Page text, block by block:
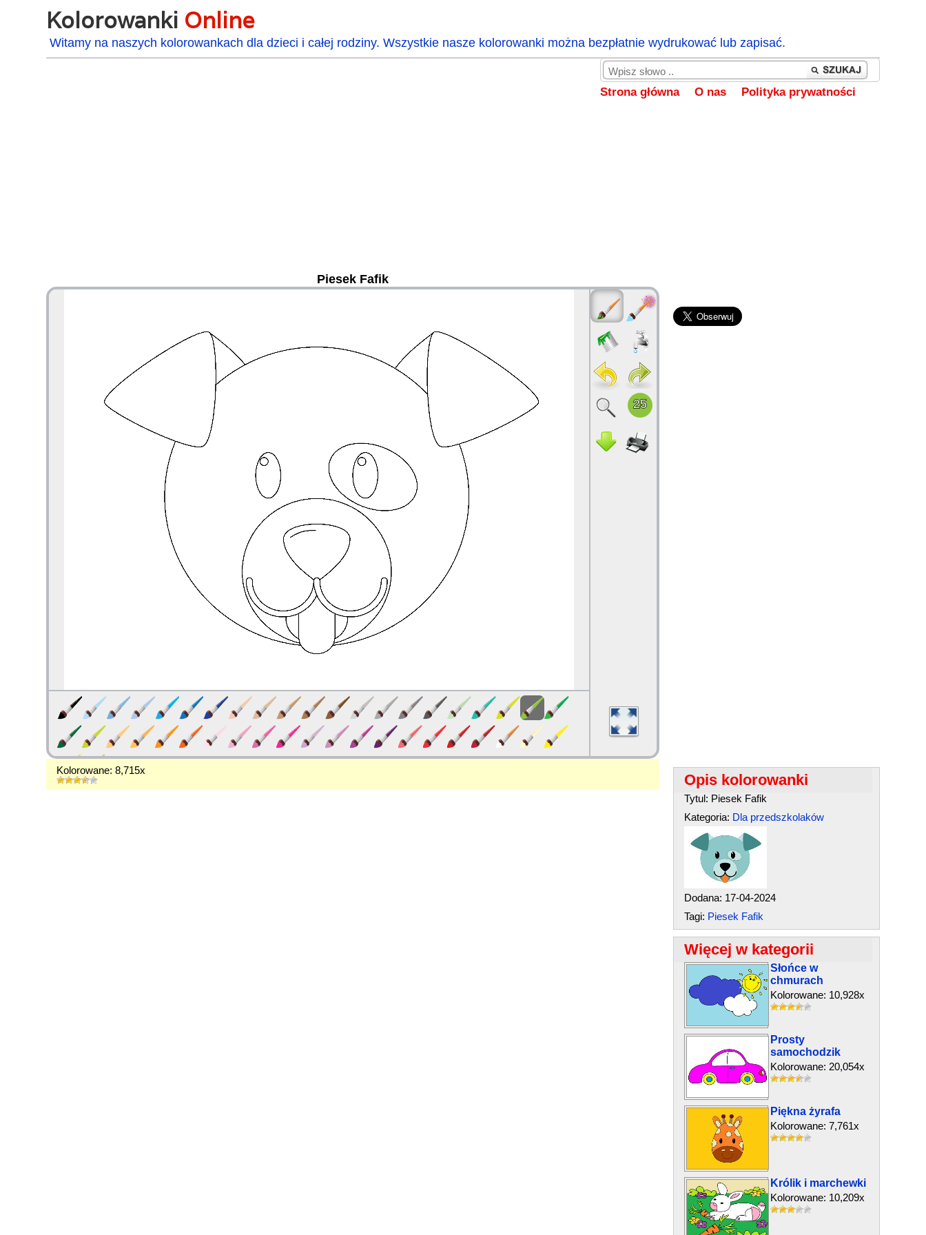
Kolorowanki Online
Witamy na naszych kolorowankach dla dzieci i całej rodziny. Wszystkie nasze kolorowanki można bezpłatnie wydrukować lub zapisać.
Strona główna O nas Polityka prywatności
Piesek Fafik
Kolorowane: 8,715x
Opis kolorowanki
Tytul: Piesek Fafik
Kategoria: Dla przedszkolaków
Dodana: 17-04-2024
Tagi: Piesek Fafik
Więcej w kategorii
Słońce w
chmurach
Kolorowane: 10,928x
Prosty
samochodzik
Kolorowane: 20,054x
Piękna żyrafa
Kolorowane: 7,761x
Królik i marchewki
Kolorowane: 10,209x